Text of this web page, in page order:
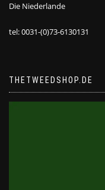
Die Niederlande
tel: 0031-(0)73-6130131
THETWEEDSHOP.DE